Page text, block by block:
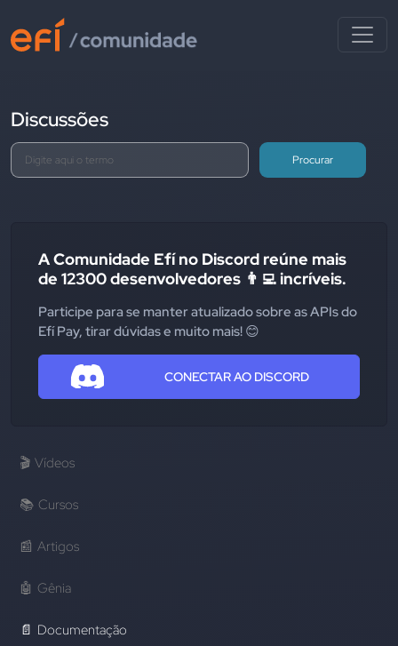
Discussões
Procurar
A Comunidade Efí no Discord reúne mais
de 12300 desenvolvedores 👨‍💻 incríveis.
Participe para se manter atualizado sobre as APIs do
Efí Pay, tirar dúvidas e muito mais! 😊
CONECTAR AO DISCORD
🎬 Vídeos
📚 Cursos
📰 Artigos
🤖 Gênia
📄 Documentação